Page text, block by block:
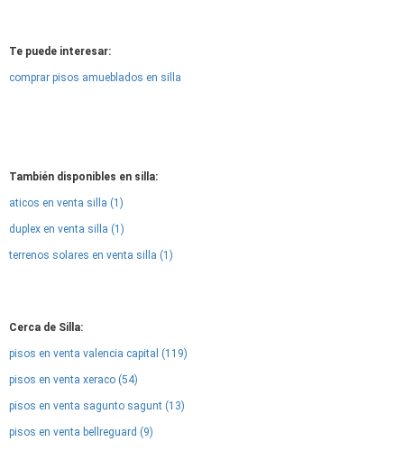
Te puede interesar:
comprar pisos amueblados en silla
También disponibles en silla:
aticos en venta silla (1)
duplex en venta silla (1)
terrenos solares en venta silla (1)
Cerca de Silla:
pisos en venta valencia capital (119)
pisos en venta xeraco (54)
pisos en venta sagunto sagunt (13)
pisos en venta bellreguard (9)